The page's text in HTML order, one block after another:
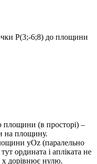
P(3;-6;8) до площини
площини (в просторі) –
на площину.
yOz (паралельно
тут ордината і апліката не
x дорівнює нулю.